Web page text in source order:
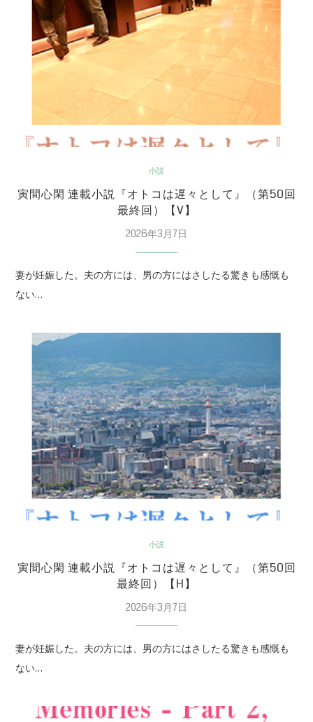
小説
寅間心閑 連載小説『オトコは遅々として』（第50回
最終回）【V】
2026年3月7日
妻が妊娠した。夫の方には、男の方にはさしたる驚きも感慨も
ない…
小説
寅間心閑 連載小説『オトコは遅々として』（第50回
最終回）【H】
2026年3月7日
妻が妊娠した。夫の方には、男の方にはさしたる驚きも感慨も
ない…